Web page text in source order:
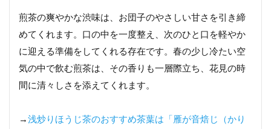
煎茶の爽やかな渋味は、お団子のやさしい甘さを引き締
めてくれます。口の中を一度整え、次のひと口を軽やか
に迎える準備をしてくれる存在です。春の少し冷たい空
気の中で飲む煎茶は、その香りも一層際立ち、花見の時
間に清々しさを添えてくれます。
→浅炒りほうじ茶のおすすめ茶葉は「雁が音焙じ（かり